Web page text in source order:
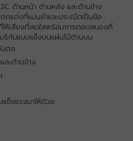
ด้านหน้า ด้านหลัง และด้านข้าง
กแต่งที่แม่นยำและประณีตเป็นข้อ
ห้เสียงที่สดใสพร้อมการตอบสนองที่
ริกันแบบแข็งบนแผ่นไม้ด้านบน
นตก
ละด้านข้าง
แข็งแรงมาให้ด้วย